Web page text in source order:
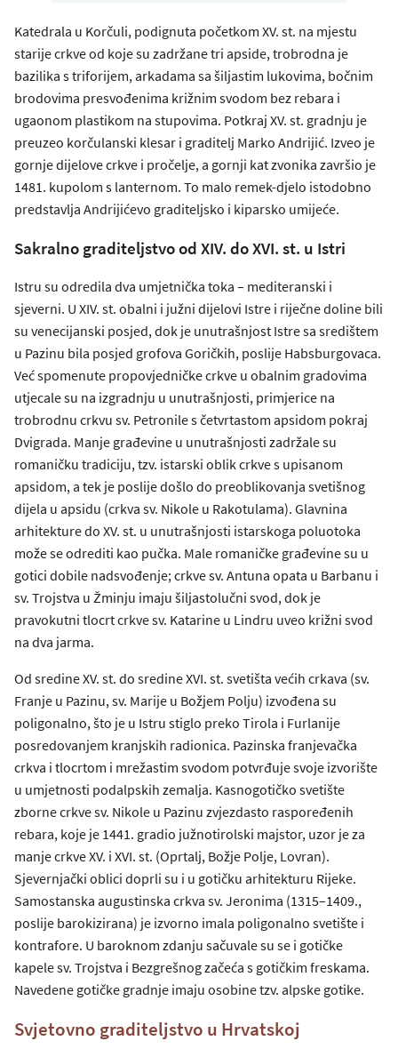
Katedrala u Korčuli, podignuta početkom XV. st. na mjestu
starije crkve od koje su zadržane tri apside, trobrodna je
bazilika s triforijem, arkadama sa šiljastim lukovima, bočnim
brodovima presvođenima križnim svodom bez rebara i
ugaonom plastikom na stupovima. Potkraj XV. st. gradnju je
preuzeo korčulanski klesar i graditelj Marko Andrijić. Izveo je
gornje dijelove crkve i pročelje, a gornji kat zvonika završio je
1481. kupolom s lanternom. To malo remek-djelo istodobno
predstavlja Andrijićevo graditeljsko i kiparsko umijeće.
Sakralno graditeljstvo od XIV. do XVI. st. u Istri
Istru su odredila dva umjetnička toka – mediteranski i
sjeverni. U XIV. st. obalni i južni dijelovi Istre i riječne doline bili
su venecijanski posjed, dok je unutrašnjost Istre sa središtem
u Pazinu bila posjed grofova Goričkih, poslije Habsburgovaca.
Već spomenute propovjedničke crkve u obalnim gradovima
utjecale su na izgradnju u unutrašnjosti, primjerice na
trobrodnu crkvu sv. Petronile s četvrtastom apsidom pokraj
Dvigrada. Manje građevine u unutrašnjosti zadržale su
romaničku tradiciju, tzv. istarski oblik crkve s upisanom
apsidom, a tek je poslije došlo do preoblikovanja svetišnog
dijela u apsidu (crkva sv. Nikole u Rakotulama). Glavnina
arhitekture do XV. st. u unutrašnjosti istarskoga poluotoka
može se odrediti kao pučka. Male romaničke građevine su u
gotici dobile nadsvođenje; crkve sv. Antuna opata u Barbanu i
sv. Trojstva u Žminju imaju šiljastolučni svod, dok je
pravokutni tlocrt crkve sv. Katarine u Lindru uveo križni svod
na dva jarma.
Od sredine XV. st. do sredine XVI. st. svetišta većih crkava (sv.
Franje u Pazinu, sv. Marije u Božjem Polju) izvođena su
poligonalno, što je u Istru stiglo preko Tirola i Furlanije
posredovanjem kranjskih radionica. Pazinska franjevačka
crkva i tlocrtom i mrežastim svodom potvrđuje svoje izvorište
u umjetnosti podalpskih zemalja. Kasnogotičko svetište
zborne crkve sv. Nikole u Pazinu zvjezdasto raspoređenih
rebara, koje je 1441. gradio južnotirolski majstor, uzor je za
manje crkve XV. i XVI. st. (Oprtalj, Božje Polje, Lovran).
Sjevernjački oblici doprli su i u gotičku arhitekturu Rijeke.
Samostanska augustinska crkva sv. Jeronima (1315–1409.,
poslije barokizirana) je izvorno imala poligonalno svetište i
kontrafore. U baroknom zdanju sačuvale su se i gotičke
kapele sv. Trojstva i Bezgrešnog začeća s gotičkim freskama.
Navedene gotičke gradnje imaju osobine tzv. alpske gotike.
Svjetovno graditeljstvo u Hrvatskoj